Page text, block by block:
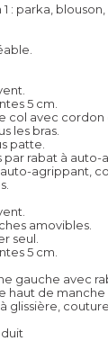
: parka,
5 cm.
col avec cordon
les bras.
patte.
rabat à auto-
agrippant,
amovibles.
seul.
5 cm.
gauche avec
haut de
glissière,